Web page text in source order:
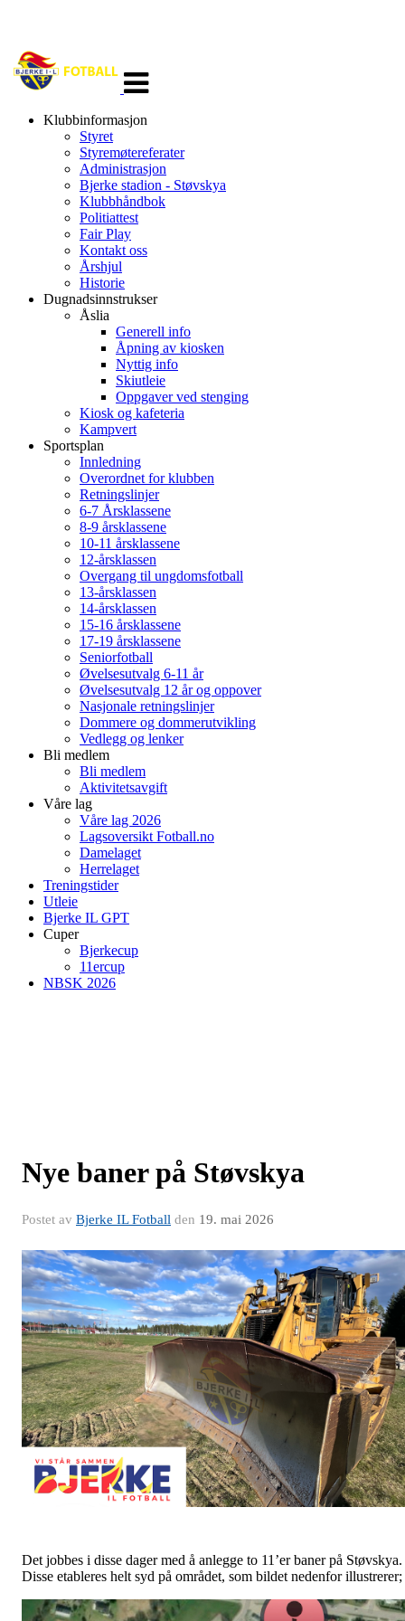
navigasjon
Klubbinformasjon
Styret
Styremøtereferater
Administrasjon
Bjerke stadion - Støvskya
Klubbhåndbok
Politiattest
Fair Play
Kontakt oss
Årshjul
Historie
Dugnadsinnstrukser
Åslia
Generell info
Åpning av kiosken
Nyttig info
Skiutleie
Oppgaver ved stenging
Kiosk og kafeteria
Kampvert
Sportsplan
Innledning
Overordnet for klubben
Retningslinjer
6-7 Årsklassene
8-9 årsklassene
10-11 årsklassene
12-årsklassen
Overgang til ungdomsfotball
13-årsklassen
14-årsklassen
15-16 årsklassene
17-19 årsklassene
Seniorfotball
Øvelsesutvalg 6-11 år
Øvelsesutvalg 12 år og oppover
Nasjonale retningslinjer
Dommere og dommerutvikling
Vedlegg og lenker
Bli medlem
Bli medlem
Aktivitetsavgift
Våre lag
Våre lag 2026
Lagsoversikt Fotball.no
Damelaget
Herrelaget
Treningstider
Utleie
Bjerke IL GPT
Cuper
Bjerkecup
11ercup
NBSK 2026
Nye baner på Støvskya
Postet av Bjerke IL Fotball den 19. mai 2026
Det jobbes i disse dager med å anlegge to 11’er baner på Støvskya.
Disse etableres helt syd på området, som bildet nedenfor illustrerer;